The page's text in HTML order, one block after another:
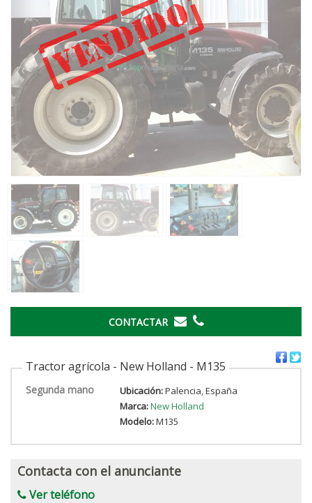
‹ ›
CONTACTAR
Tractor agrícola - New Holland - M135
Segunda mano Ubicación:Palencia, España
Marca:New Holland
Modelo:M135
Contacta con el anunciante
Ver teléfono